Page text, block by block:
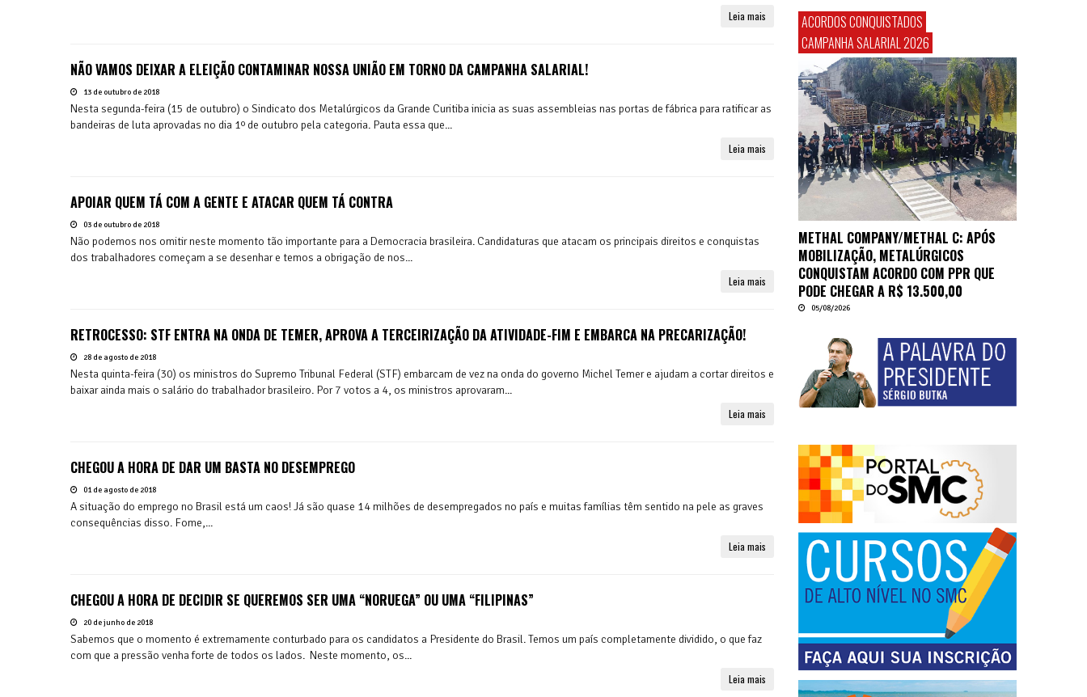
Leia mais
NÃO VAMOS DEIXAR A ELEIÇÃO CONTAMINAR NOSSA UNIÃO EM TORNO DA CAMPANHA SALARIAL!
13 de outubro de 2018
Nesta segunda-feira (15 de outubro) o Sindicato dos Metalúrgicos da Grande Curitiba inicia as suas assembleias nas portas de fábrica para ratificar as
bandeiras de luta aprovadas no dia 1º de outubro pela categoria. Pauta essa que...
Leia mais
APOIAR QUEM TÁ COM A GENTE E ATACAR QUEM TÁ CONTRA
03 de outubro de 2018
Não podemos nos omitir neste momento tão importante para a Democracia brasileira. Candidaturas que atacam os principais direitos e conquistas
dos trabalhadores começam a se desenhar e temos a obrigação de nos...
Leia mais
RETROCESSO: STF ENTRA NA ONDA DE TEMER, APROVA A TERCEIRIZAÇÃO DA ATIVIDADE-FIM E EMBARCA NA PRECARIZAÇÃO!
28 de agosto de 2018
Nesta quinta-feira (30) os ministros do Supremo Tribunal Federal (STF) embarcam de vez na onda do governo Michel Temer e ajudam a cortar direitos e
baixar ainda mais o salário do trabalhador brasileiro. Por 7 votos a 4, os ministros aprovaram...
Leia mais
CHEGOU A HORA DE DAR UM BASTA NO DESEMPREGO
01 de agosto de 2018
A situação do emprego no Brasil está um caos! Já são quase 14 milhões de desempregados no país e muitas famílias têm sentido na pele as graves
consequências disso. Fome,...
Leia mais
CHEGOU A HORA DE DECIDIR SE QUEREMOS SER UMA “NORUEGA” OU UMA “FILIPINAS”
20 de junho de 2018
Sabemos que o momento é extremamente conturbado para os candidatos a Presidente do Brasil. Temos um país completamente dividido, o que faz
com que a pressão venha forte de todos os lados. Neste momento, os...
Leia mais
ACORDOS CONQUISTADOS
CAMPANHA SALARIAL 2026
METHAL COMPANY/METHAL C: APÓS
MOBILIZAÇÃO, METALÚRGICOS
CONQUISTAM ACORDO COM PPR QUE
PODE CHEGAR A R$ 13.500,00
05/08/2026